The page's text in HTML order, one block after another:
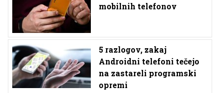
mobilnih telefonov
5 razlogov, zakaj
Androidni telefoni tečejo
na zastareli programski
opremi